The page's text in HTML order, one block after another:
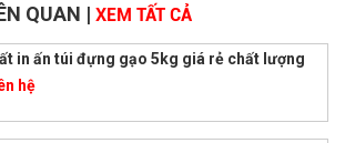
QUAN | XEM TẤT CẢ
in ấn túi đựng gạo 5kg giá rẻ chất lượng
hệ